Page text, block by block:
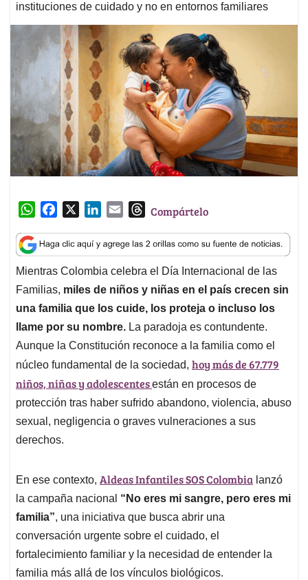
instituciones de cuidado y no en entornos familiares
W
a
t
s
A
p
p
c
e
b
o
o
k
n
k
e
d
I
n
a
i
l
T
r
e
a
d
s
Compártelo
Mientras Colombia celebra el Día Internacional de las
Familias, miles de niños y niñas en el país crecen sin
una familia que los cuide, los proteja o incluso los
llame por su nombre. La paradoja es contundente.
Aunque la Constitución reconoce a la familia como el
núcleo fundamental de la sociedad, hoy más de 67.779
niños, niñas y adolescentesestán en procesos de
protección tras haber sufrido abandono, violencia, abuso
sexual, negligencia o graves vulneraciones a sus
derechos.
En ese contexto, Aldeas Infantiles SOS Colombia lanzó
la campaña nacional “No eres mi sangre, pero eres mi
familia”, una iniciativa que busca abrir una
conversación urgente sobre el cuidado, el
fortalecimiento familiar y la necesidad de entender la
familia más allá de los vínculos biológicos.